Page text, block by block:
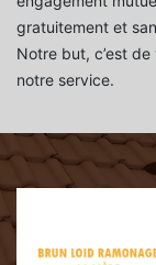
gratuitement et
Notre but, c’est
notre service.